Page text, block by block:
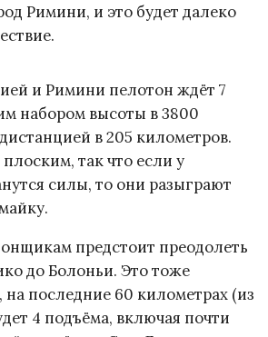
Римини, и это будет далеко
и Римини пелотон ждёт 7
набором высоты в 3800
в 205 километров.
так что если у
силы, то они разыграют
предстоит преодолеть
до Болоньи. Это тоже
последние 60 километрах (из
4 подъёма, включая почти